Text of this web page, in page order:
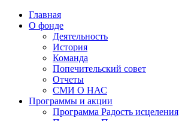
Главная
О фонде
Деятельность
История
Команда
Попечительский совет
Отчеты
СМИ О НАС
Программы и акции
Программа Радость исцеления